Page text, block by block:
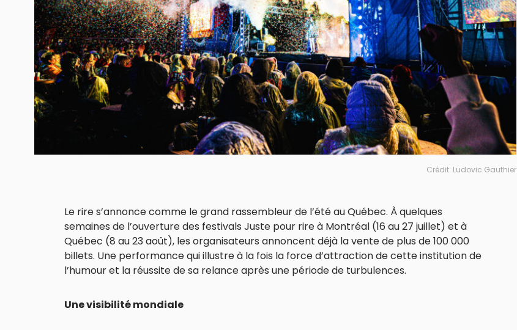
Crédit: Ludovic Gauthier
Le rire s’annonce comme le grand rassembleur de l’été au Québec. À quelques
semaines de l’ouverture des festivals Juste pour rire à Montréal (16 au 27 juillet) et à
Québec (8 au 23 août), les organisateurs annoncent déjà la vente de plus de 100 000
billets. Une performance qui illustre à la fois la force d’attraction de cette institution de
l’humour et la réussite de sa relance après une période de turbulences.
Une visibilité mondiale